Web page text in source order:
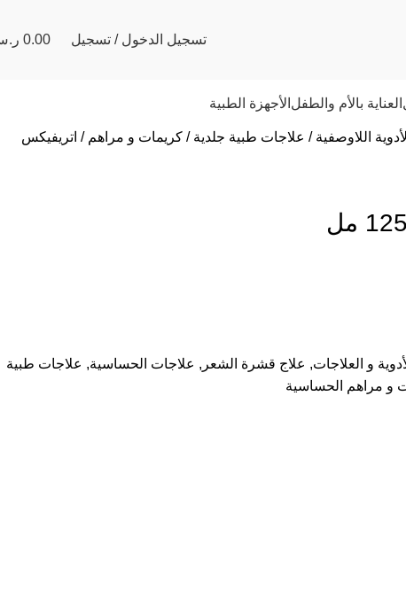
تسجيل الدخول / تسجيل 0.00
العناية بالأم والطفل الأجهزة الطبية
الأدوية اللاوصفية علاجات طبية جلدية كريمات و مراهم
اتريفيكس
و العلاجات, علاج قشرة الشعر , علاجات الحساسية, علاجات طبية
و مراهم الحساسية